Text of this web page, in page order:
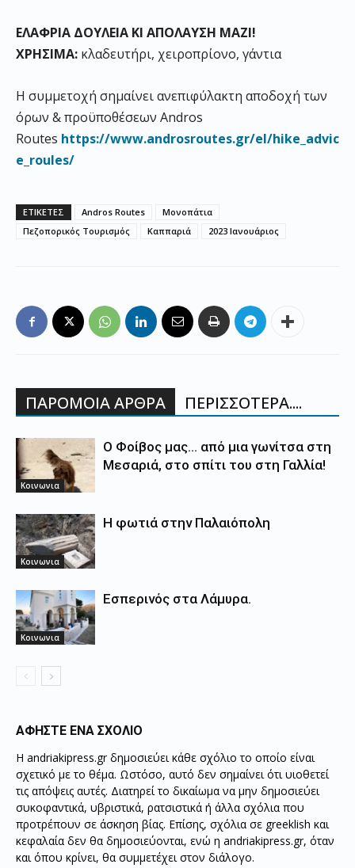
ΕΛΑΦΡΙΑ ΔΟΥΛΕΙΑ ΚΙ ΑΠΟΛΑΥΣΗ ΜΑΖΙ!
ΧΡΗΣΙΜΑ: κλαδευτήρι, χειροπρίονο, γάντια
Η συμμετοχή σημαίνει ανεπιφύλακτη αποδοχή των
όρων & προϋποθέσεων Andros
Routes https://www.androsroutes.gr/el/hike advic
e roules/
ΕΤΙΚΕΤΕΣ Andros Routes
Μονοπάτια
Πεζοπορικός Τουρισμός
Καππαριά 2023 Ιανουάριος
ΠΑΡΟΜΟΙΑ ΑΡΘΡΑ ΠΕΡΙΣΣΟΤΕΡΑ....
Κοινωνια
Ο Φοίβος μας… από μια γωνίτσα στη
Μεσαριά, στο σπίτι του στη Γαλλία!
Κοινωνια
Η φωτιά στην Παλαιόπολη
Κοινωνια
Εσπερινός στα Λάμυρα.
ΑΦΗΣΤΕ ΕΝΑ ΣΧΟΛΙΟ
Η andriakipress.gr δημοσιεύει κάθε σχόλιο το οποίο είναι
σχετικό με το θέμα. Ωστόσο, αυτό δεν σημαίνει ότι υιοθετεί
τις απόψεις αυτές. Διατηρεί το δικαίωμα να μην δημοσιεύει
συκοφαντικά, υβριστικά, ρατσιστικά ή άλλα σχόλια που
προτρέπουν σε άσκηση βίας. Επίσης, σχόλια σε greeklish και
κεφαλαία δεν θα δημοσιεύονται, ενώ η andriakipress.gr, όταν
και όπου κρίνει, θα συμμετέχει στον διάλογο.